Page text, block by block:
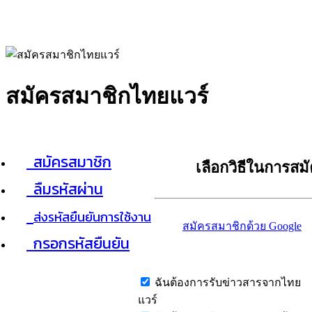
สมัครสมาชิกไทยแวร์
สมัครสมาชิก
ลืมรหัสผ่าน
ส่งรหัสยืนยันการใช้งาน
กรอกรหัสยืนยัน
เลือกวิธีในการส
สมัครสมาชิกด้วย Google
ฉันต้องการรับข่าวสารจากไทย
แวร์